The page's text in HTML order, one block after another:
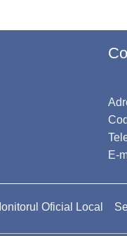
E-
Oficial Local